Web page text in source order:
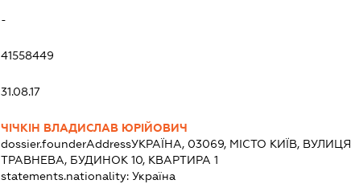
-
41558449
31.08.17
ЧІЧКІН ВЛАДИСЛАВ ЮРІЙОВИЧ
dossier.founderAddressУКРАЇНА, 03069, МІСТО КИЇВ, ВУЛИЦЯ
ТРАВНЕВА, БУДИНОК 10, КВАРТИРА 1
statements.nationality: Україна